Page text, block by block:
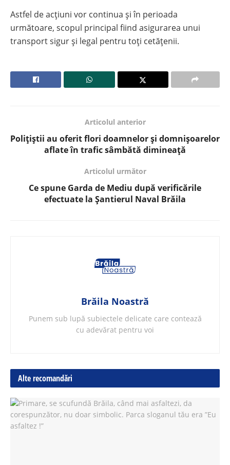
Astfel de acțiuni vor continua și în perioada
următoare, scopul principal fiind asigurarea unui
transport sigur și legal pentru toți cetățenii.
Articolul anterior
Polițiștii au oferit flori doamnelor și domnișoarelor
aflate în trafic sâmbătă dimineață
Articolul următor
Ce spune Garda de Mediu după verificările
efectuate la Șantierul Naval Brăila
Brăila Noastră
Punem sub lupă subiectele delicate care contează
cu adevărat pentru voi
Alte recomandări